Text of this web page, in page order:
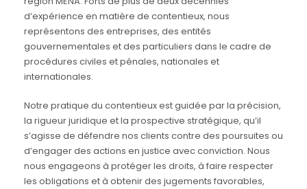
d’expérience en matière de contentieux, nous
représentons des entreprises, des entités
gouvernementales et des particuliers dans le cadre de
procédures civiles et pénales, nationales et
internationales.
Notre pratique du contentieux est guidée par la précision,
la rigueur juridique et la prospective stratégique, qu’il
s’agisse de défendre nos clients contre des poursuites ou
d’engager des actions en justice avec conviction. Nous
nous engageons à protéger les droits, à faire respecter
les obligations et à obtenir des jugements favorables,